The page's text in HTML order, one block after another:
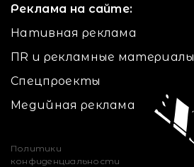
Реклама на сайте:
Нативная реклама
ПR и рекламные материалы
Спецпроекты
Медийная реклама
Политики
конфиденциальности